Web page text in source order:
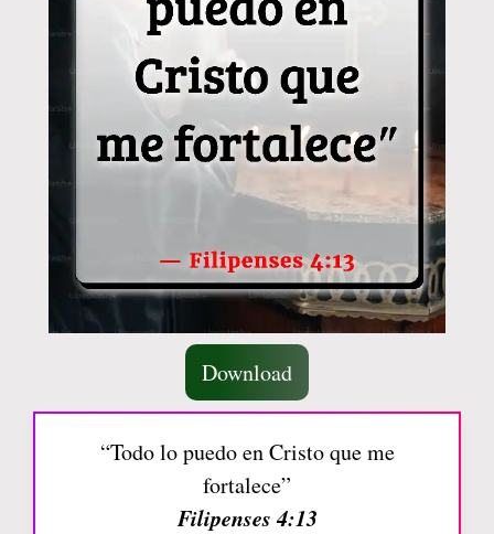
Download
“Todo lo puedo en Cristo que me
fortalece”
Filipenses 4:13